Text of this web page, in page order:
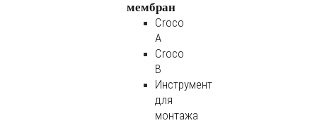
мембран
Croco
A
Croco
B
Инструмент
для
монтажа